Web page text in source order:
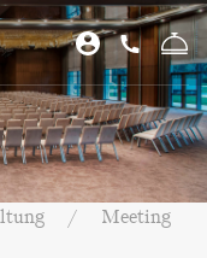
Meeting